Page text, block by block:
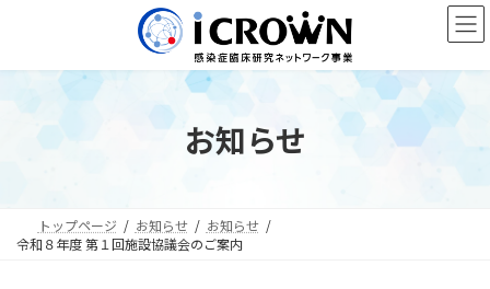
ン
ー
お知らせ
トップページ お知らせ
お知らせ
令和８年度 第１回施設協議会のご案内